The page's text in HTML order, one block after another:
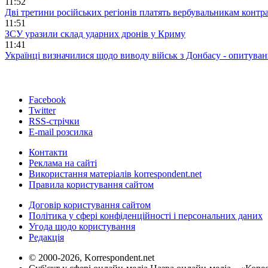
Дві третини російських регіонів платять вербувальникам
11:51
ЗСУ уразили склад ударних дронів у Криму
11:41
Українці визначилися щодо виводу військ з Донбасу -
Facebook
Twitter
RSS-стрічки
E-mail розсилка
Контакти
Реклама на сайті
Використання матеріалів korrespondent.net
Правила користування сайтом
Договір користування сайтом
Політика у сфері конфіденційності і персональних даних
Угода щодо користування
Редакція
© 2000-2026, Korrespondent.net